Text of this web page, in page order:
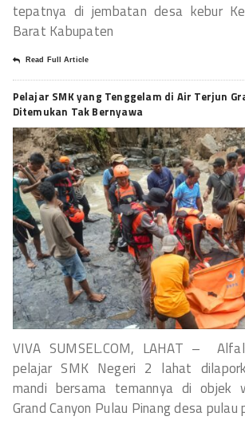
tepatnya di jembatan desa kebur
Barat Kabupaten
Read Full Article
Pelajar SMK yang Tenggelam di Air Terjun
Ditemukan Tak Bernyawa
VIVA SUMSEL.COM, LAHAT –
pelajar SMK Negeri 2 lahat
mandi bersama temannya di objek
Grand Canyon Pulau Pinang desa pulau